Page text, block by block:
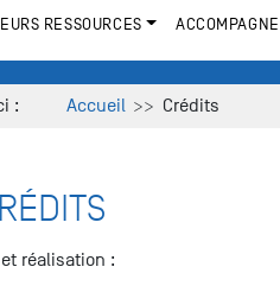
RESSOURCES
: Accueil Crédits
réalisation :